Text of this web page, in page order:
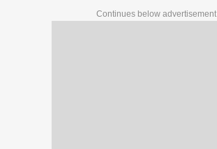
Continues below advertisement